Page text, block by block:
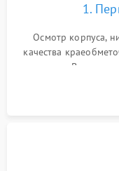
1.
Осмотр корпуса,
качества
педали.
заклинивания или